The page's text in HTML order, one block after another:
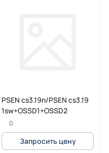
PSEN cs3.19n/PSEN cs3.19
1sw+OSSD1+OSSD2
0
Запросить цену